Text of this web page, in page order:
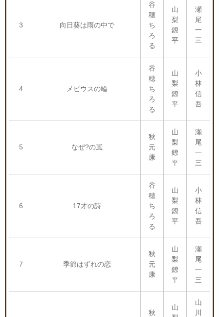
3 向日葵は雨の中で
谷
穂
ち
ろ
る
山
梨
鐐
平
瀬
尾
一
三
4 メビウスの輪
谷
穂
ち
ろ
る
山
梨
鐐
平
小
林
信
吾
5 なぜ?の嵐
秋
元
康
山
梨
鐐
平
瀬
尾
一
三
6 17才の詩
谷
穂
ち
ろ
る
山
梨
鐐
平
小
林
信
吾
7 季節はずれの恋
秋
元
康
山
梨
鐐
平
瀬
尾
一
三
秋
山
山
川